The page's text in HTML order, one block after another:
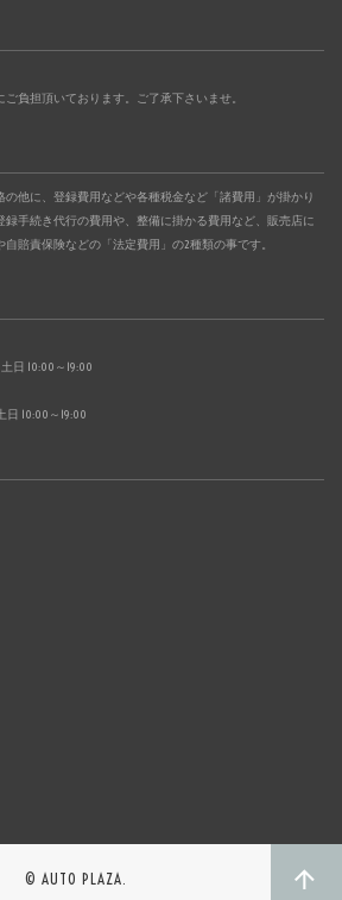
負担頂いております。ご了承下さいませ。
他に、登録費用などや各種税金など「諸費用」が掛かり
録手続き代行の費用や、整備に掛かる費用など、販売店に
賠責保険などの「法定費用」の2種類の事です。
日 10:00～19:00
日 10:00～19:00
© AUTO PLAZA.